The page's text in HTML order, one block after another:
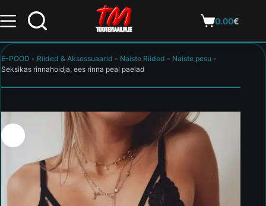
0.00€
E-POOD - Riided & Aksessuaarid - Naiste Riided - Naiste pesu -
Seksikas rinnahoidja, ees rinna peal paelad